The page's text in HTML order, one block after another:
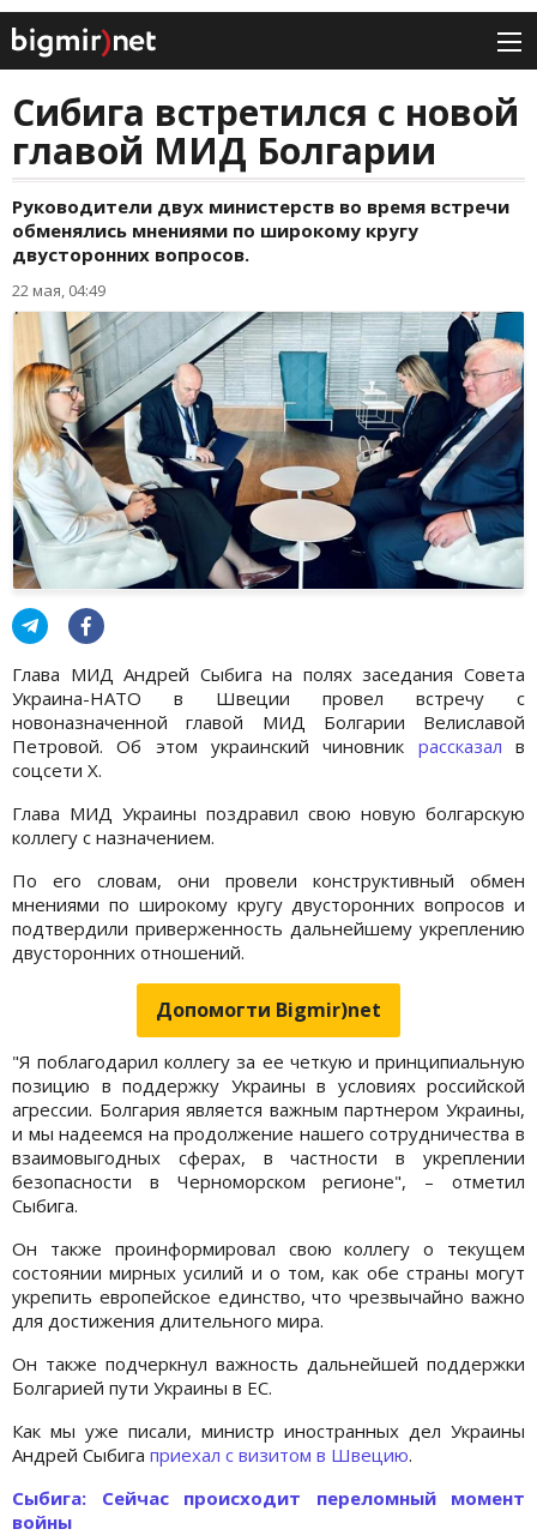
Сибига встретился с новой
главой МИД Болгарии
Руководители двух министерств во время встречи
обменялись мнениями по широкому кругу
двусторонних вопросов.
22 мая, 04:49
Глава МИД Андрей Сыбига на полях заседания Совета
Украина-НАТО в Швеции провел встречу с
новоназначенной главой МИД Болгарии Велиславой
Петровой. Об этом украинский чиновник рассказал в
соцсети X.
Глава МИД Украины поздравил свою новую болгарскую
коллегу с назначением.
По его словам, они провели конструктивный обмен
мнениями по широкому кругу двусторонних вопросов и
подтвердили приверженность дальнейшему укреплению
двусторонних отношений.
Допомогти Bigmir)net
"Я поблагодарил коллегу за ее четкую и принципиальную
позицию в поддержку Украины в условиях российской
агрессии. Болгария является важным партнером Украины,
и мы надеемся на продолжение нашего сотрудничества в
взаимовыгодных сферах, в частности в укреплении
безопасности в Черноморском регионе", – отметил
Сыбига.
Он также проинформировал свою коллегу о текущем
состоянии мирных усилий и о том, как обе страны могут
укрепить европейское единство, что чрезвычайно важно
для достижения длительного мира.
Он также подчеркнул важность дальнейшей поддержки
Болгарией пути Украины в ЕС.
Как мы уже писали, министр иностранных дел Украины
Андрей Сыбига приехал с визитом в Швецию.
Сыбига: Сейчас происходит переломный момент
войны